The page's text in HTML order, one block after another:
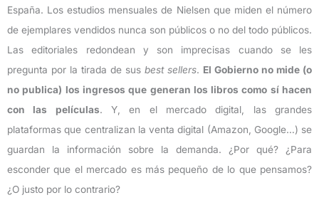
España. Los estudios mensuales de Nielsen que miden el número
de ejemplares vendidos nunca son públicos o no del todo públicos.
Las editoriales redondean y son imprecisas cuando se les
pregunta por la tirada de sus best sellers. El Gobierno no mide (o
no publica) los ingresos que generan los libros como sí hacen
con las películas. Y, en el mercado digital, las grandes
plataformas que centralizan la venta digital (Amazon, Google…) se
guardan la información sobre la demanda. ¿Por qué? ¿Para
esconder que el mercado es más pequeño de lo que pensamos?
¿O justo por lo contrario?